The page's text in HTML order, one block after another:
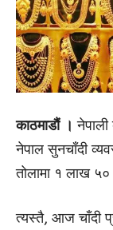
काठमाडौं ।
नेपाल सुनचाँदी
तोलामा १ लाख
त्यस्तै, आज चाँदी